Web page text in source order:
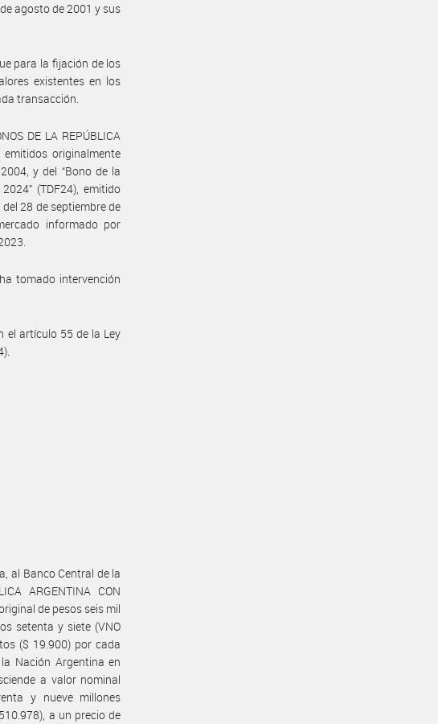
agosto de 2001 y sus
para la fijación de los
existentes en los
transacción.
DE LA REPÚBLICA
emitidos originalmente
y del “Bono de la
(TDF24), emitido
28 de septiembre de
informado por
tomado intervención
el artículo 55 de la Ley
al Banco Central de la
ARGENTINA CON
de pesos seis mil
setenta y siete (VNO
($ 19.900) por cada
Nación Argentina en
a valor nominal
y nueve millones
a un precio de